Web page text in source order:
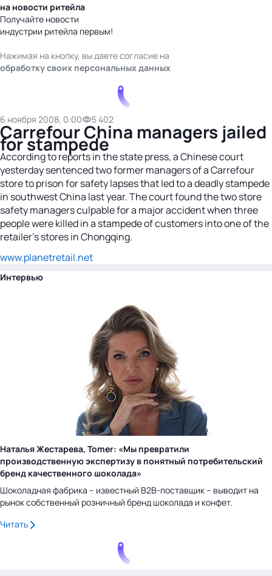
на новости ритейла
Получайте новости
индустрии ритейла первым!
Нажимая на кнопку, вы даете согласие на
обработку своих персональных данных
6 ноября 2008, 0:00 5 402
Carrefour China managers jailed
for stampede
According to reports in the state press, a Chinese court
yesterday sentenced two former managers of a Carrefour
store to prison for safety lapses that led to a deadly stampede
in southwest China last year. The court found the two store
safety managers culpable for a major accident when three
people were killed in a stampede of customers into one of the
retailer’s stores in Chongqing.
www.planetretail.net
Интервью
Наталья Жестарева, Tomer: «Мы превратили
производственную экспертизу в понятный потребительский
бренд качественного шоколада»
Шоколадная фабрика – известный B2B-поставщик – выводит на
рынок собственный розничный бренд шоколада и конфет.
Читать